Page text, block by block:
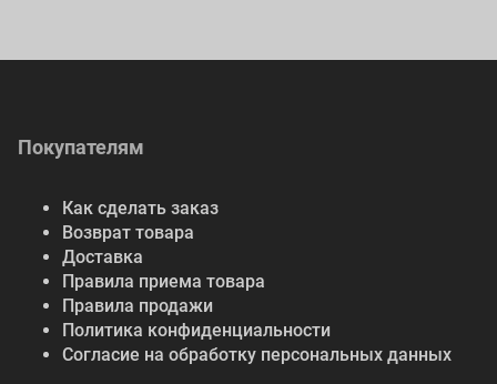
Покупателям
Как сделать заказ
Возврат товара
Доставка
Правила приема товара
Правила продажи
Политика конфиденциальности
Согласие на обработку персональных данных